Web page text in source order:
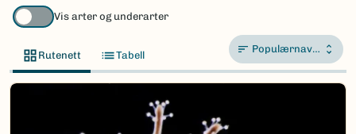
Vis arter og underarter
Rutenett Tabell Populærnavn A-Å